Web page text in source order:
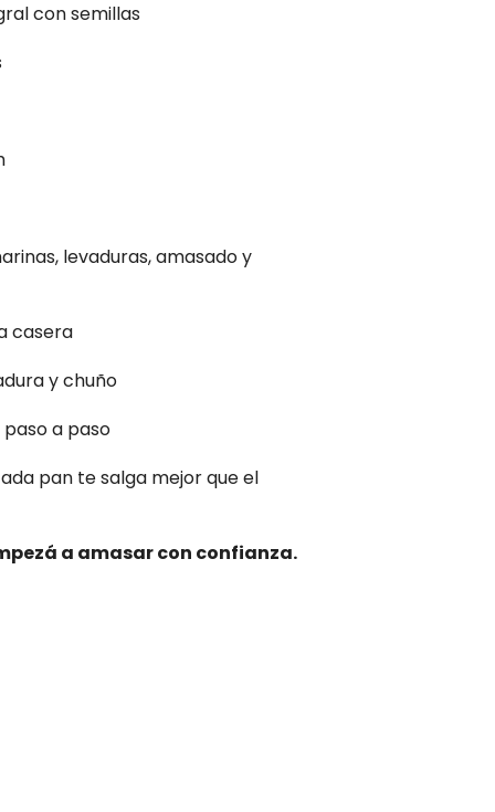
con semillas
levaduras, amasado y
casera
y chuño
a paso
pan te salga mejor que el
a amasar con confianza.